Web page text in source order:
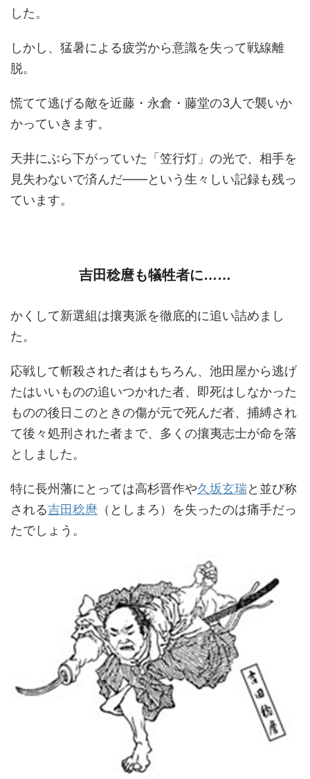
した。
しかし、猛暑による疲労から意識を失って戦線離
脱。
慌てて逃げる敵を近藤・永倉・藤堂の3人で襲いか
かっていきます。
天井にぶら下がっていた「笠行灯」の光で、相手を
見失わないで済んだ――という生々しい記録も残っ
ています。
吉田稔麿も犠牲者に……
かくして新選組は攘夷派を徹底的に追い詰めまし
た。
応戦して斬殺された者はもちろん、池田屋から逃げ
たはいいものの追いつかれた者、即死はしなかった
ものの後日このときの傷が元で死んだ者、捕縛され
て後々処刑された者まで、多くの攘夷志士が命を落
としました。
特に長州藩にとっては高杉晋作や久坂玄瑞と並び称
される吉田稔麿 （としまろ）を失ったのは痛手だっ
たでしょう。